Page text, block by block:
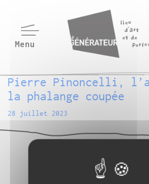
Pierre Pinoncelli,
la phalange coupée
28 juillet 2023